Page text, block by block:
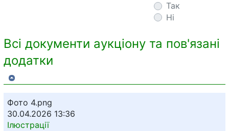
Так
Ні
Всі документи аукціону та пов'язані
додатки
Фото 4.png
30.04.2026 13:36
Ілюстрації